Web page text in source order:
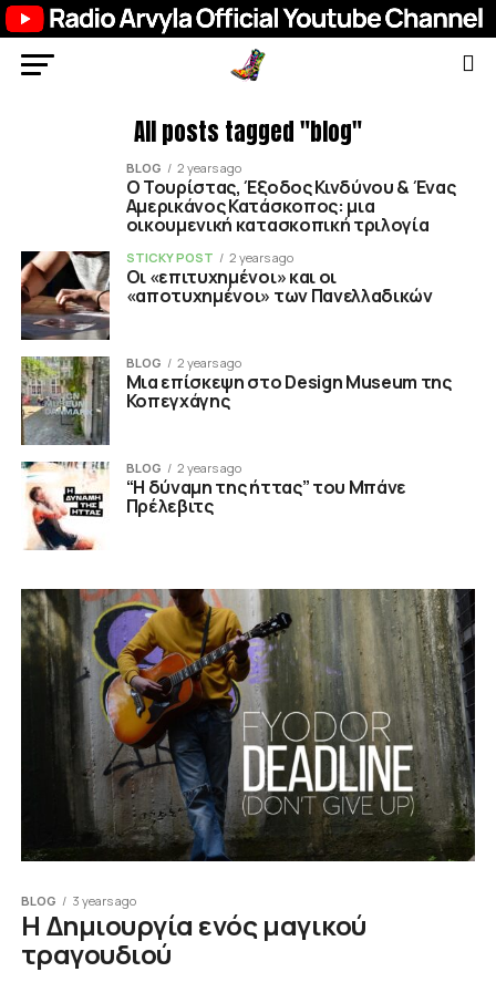
All posts tagged "blog"
BLOG 2 years ago
Ο Τουρίστας, Έξοδος Κινδύνου & Ένας
Αμερικάνος Κατάσκοπος: μια
οικουμενική κατασκοπική τριλογία
STICKY POST 2 years ago
Οι «επιτυχημένοι» και οι
«αποτυχημένοι» των Πανελλαδικών
BLOG 2 years ago
Μια επίσκεψη στο Design Museum της
Κοπεγχάγης
BLOG 2 years ago
“Η δύναμη της ήττας” του Μπάνε
Πρέλεβιτς
BLOG 3 years ago
Η Δημιουργία ενός μαγικού
τραγουδιού